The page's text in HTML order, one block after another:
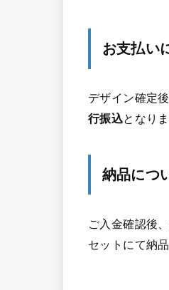
お支払い
デザイン確定
行振込となりま
納品につ
ご入金確認後
セットにて納